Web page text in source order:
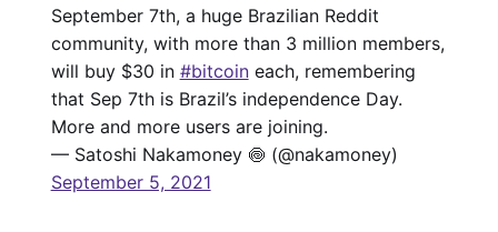
September 7th, a huge Brazilian Reddit
community, with more than 3 million members,
will buy $30 in #bitcoineach, remembering
that Sep 7th is Brazil’s independence Day.
More and more users are joining.
— Satoshi Nakamoney 🍥 (@nakamoney)
September 5, 2021